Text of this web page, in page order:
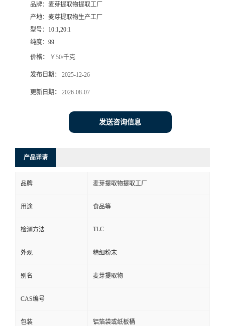
品牌： 麦芽提取物提取工厂
产地： 麦芽提取物生产工厂
型号： 10:1,20:1
纯度： 99
价格： ￥50/千克
发布日期： 2025-12-26
更新日期： 2026-08-07
发送咨询信息
产品详请
品牌 麦芽提取物提取工厂
用途 食品等
检测方法 TLC
外观 精细粉末
别名 麦芽提取物
CAS编号
包装 铝箔袋或纸板桶